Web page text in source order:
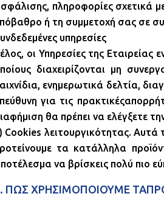
πληροφορίες σχετικά
ή τη συμμετοχή σας σε
υπηρεσίες
οι Υπηρεσίες της
διαχειρίζονται μη
ενημερωτικά δελτία,
για τις
θα πρέπει να ελέγξετε
Cookies λειτουργικότητας.
τα κατάλληλα
να βρίσκεις πολύ πιο
ΠΩΣ ΧΡΗΣΙΜΟΠΟΙΟΥΜΕ